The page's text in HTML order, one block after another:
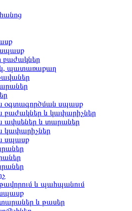
բաժակներ
պատառաքաղ
օգտագործման սպասք
բաժակներ և կափարիչներ
ափսեներ և տարաներ
կափարիչներ
սպասք
և պահպանում
և թասեր